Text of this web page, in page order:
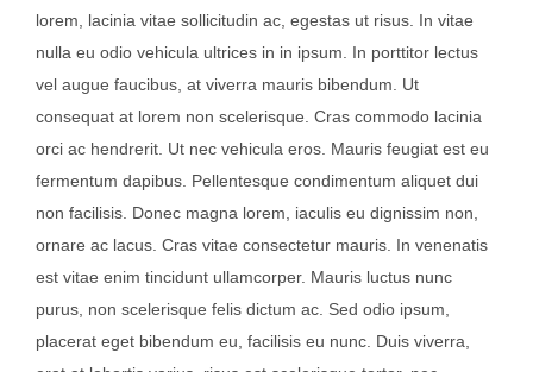
lorem, lacinia vitae sollicitudin ac, egestas ut risus. In vitae
nulla eu odio vehicula ultrices in in ipsum. In porttitor lectus
vel augue faucibus, at viverra mauris bibendum. Ut
consequat at lorem non scelerisque. Cras commodo lacinia
orci ac hendrerit. Ut nec vehicula eros. Mauris feugiat est eu
fermentum dapibus. Pellentesque condimentum aliquet dui
non facilisis. Donec magna lorem, iaculis eu dignissim non,
ornare ac lacus. Cras vitae consectetur mauris. In venenatis
est vitae enim tincidunt ullamcorper. Mauris luctus nunc
purus, non scelerisque felis dictum ac. Sed odio ipsum,
placerat eget bibendum eu, facilisis eu nunc. Duis viverra,